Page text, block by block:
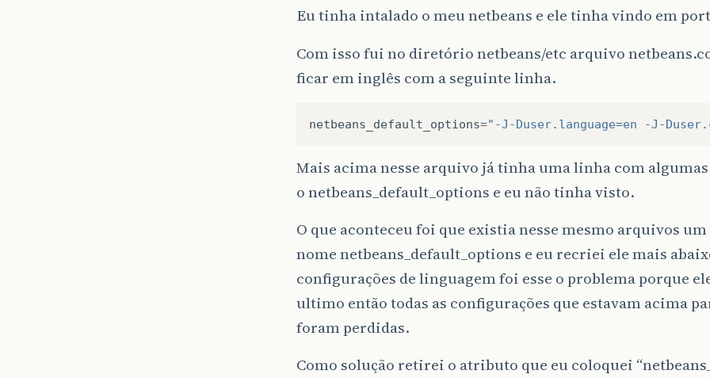
Eu tinha intalado o meu netbeans e ele tinha vindo em
Com isso fui no diretório netbeans/etc arquivo
ficar em inglês com a seguinte linha.
netbeans_default_options="-J-Duser.language=en -J-
Mais acima nesse arquivo já tinha uma linha com
o netbeans_default_options e eu não tinha visto.
O que aconteceu foi que existia nesse mesmo arquivos
nome netbeans_default_options e eu recriei ele mais
configurações de linguagem foi esse o problema porque
ultimo então todas as configurações que estavam acima
foram perdidas.
Como solução retirei o atributo que eu coloquei